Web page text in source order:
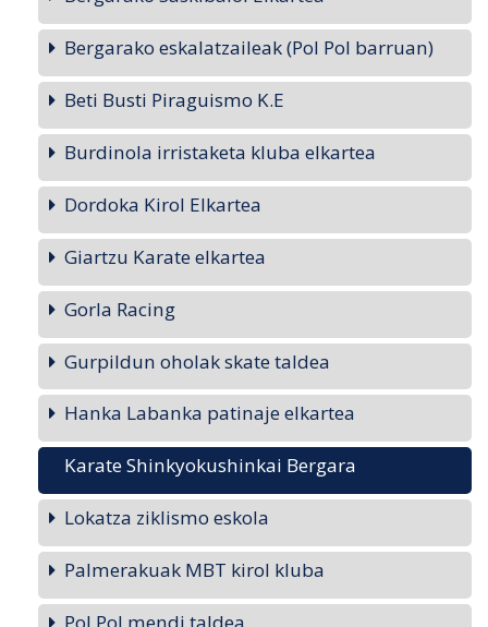
Bergarako eskalatzaileak (Pol Pol barruan)
Beti Busti Piraguismo K.E
Burdinola irristaketa kluba elkartea
Dordoka Kirol Elkartea
Giartzu Karate elkartea
Gorla Racing
Gurpildun oholak skate taldea
Hanka Labanka patinaje elkartea
Karate Shinkyokushinkai Bergara
Lokatza ziklismo eskola
Palmerakuak MBT kirol kluba